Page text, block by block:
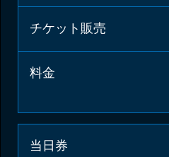
チケット販売
料金
当日券